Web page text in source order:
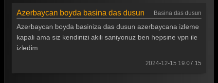
Teşkilat 12. Bölüm
Teşkilat 11. Bölüm
Azerbaycan boyda basina das dusun Basina das dusun
Azerbaycan boyda basiniza das dusun azerbaycana izleme
kapali ama siz kendinizi akili saniyonuz ben hepsine vpn ile
izledim
2024-12-15 19:07:15